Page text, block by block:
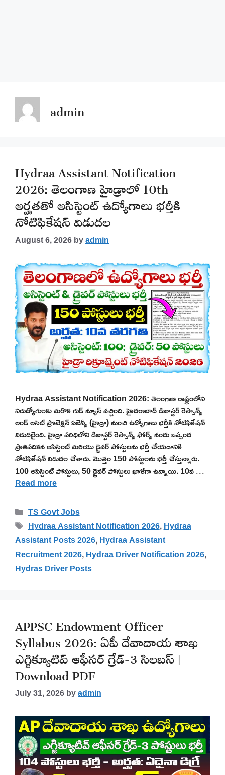
admin
Hydraa Assistant Notification
2026: తెలంగాణ హైడ్రాలో 10th
అర్హతతో అసిస్టెంట్ ఉద్యోగాలు భర్తీకి
నోటిఫికేషన్ విడుదల
August 6, 2026byadmin
Hydraa Assistant Notification 2026: తెలంగాణ రాష్ట్రంలోని
నిరుద్యోగులకు మరొక గుడ్ న్యూస్ వచ్చింది. హైదరాబాద్ డిజాస్టర్ రెస్పాన్స్
అండ్ అసెట్ ప్రొటెక్షన్ ఏజెన్సీ (హైడ్రా) నుంచి ఉద్యోగాలు భర్తీకి నోటిఫికేషన్
విడుదలైంది. హైడ్రా పరిధిలోని డిజాస్టర్ రెస్పాన్స్ ఫోర్స్ నందు ఒప్పంద
ప్రాతిపదికన అసిస్టెంట్ మరియు డ్రైవర్ పోస్టులను భర్తీ చేయడానికి
నోటిఫికేషన్ విడుదల చేశారు. మొత్తం 150 పోస్టులను భర్తీ చేస్తున్నారు.
100 అసిస్టెంట్ పోస్టులు, 50 డ్రైవర్ పోస్టులు ఖాళీగా ఉన్నాయి. 10వ …
Read more
Categories
TS Govt Jobs
Tags
Hydraa Assistant Notification 2026,Hydraa
Assistant Posts 2026,Hydraa Assistant
Recruitment 2026,Hydraa Driver Notification 2026,
Hydras Driver Posts
APPSC Endowment Officer
Syllabus 2026: ఏపీ దేవాదాయ శాఖ
ఎగ్జిక్యూటివ్ ఆఫీసర్ గ్రేడ్-3 సిలబస్ |
Download PDF
July 31, 2026byadmin